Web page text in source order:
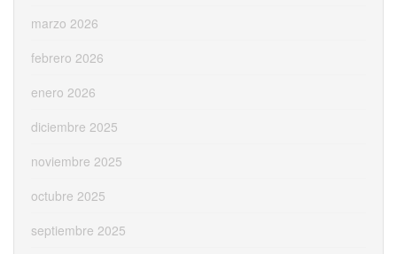
marzo 2026
febrero 2026
enero 2026
diciembre 2025
noviembre 2025
octubre 2025
septiembre 2025